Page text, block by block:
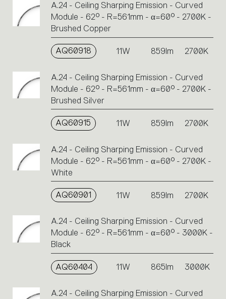
A.24 - Ceiling Sharping Emission - Curved
Module - 62° - R=561mm - α=60° - 2700K -
Brushed Copper
AQ60918 11W 859lm 2700K
A.24 - Ceiling Sharping Emission - Curved
Module - 62° - R=561mm - α=60° - 2700K -
Brushed Silver
AQ60915 11W 859lm 2700K
A.24 - Ceiling Sharping Emission - Curved
Module - 62° - R=561mm - α=60° - 2700K -
White
AQ60901 11W 859lm 2700K
A.24 - Ceiling Sharping Emission - Curved
Module - 62° - R=561mm - α=60° - 3000K -
Black
AQ60404 11W 865lm 3000K
A.24 - Ceiling Sharping Emission - Curved